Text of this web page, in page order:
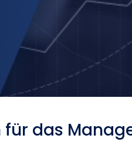
das